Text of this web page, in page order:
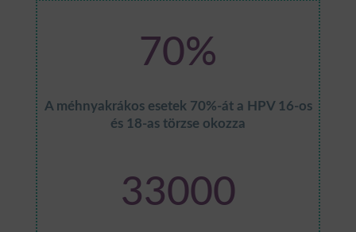
70%
A méhnyakrákos esetek 70%-át a HPV 16-os
és 18-as törzse okozza
33000